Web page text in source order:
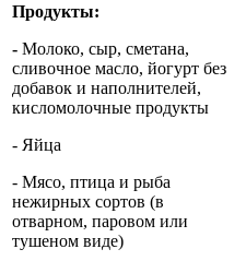
Продукты:
- Молоко, сыр, сметана,
сливочное масло, йогурт без
добавок и наполнителей,
кисломолочные продукты
- Яйца
- Мясо, птица и рыба
нежирных сортов (в
отварном, паровом или
тушеном виде)